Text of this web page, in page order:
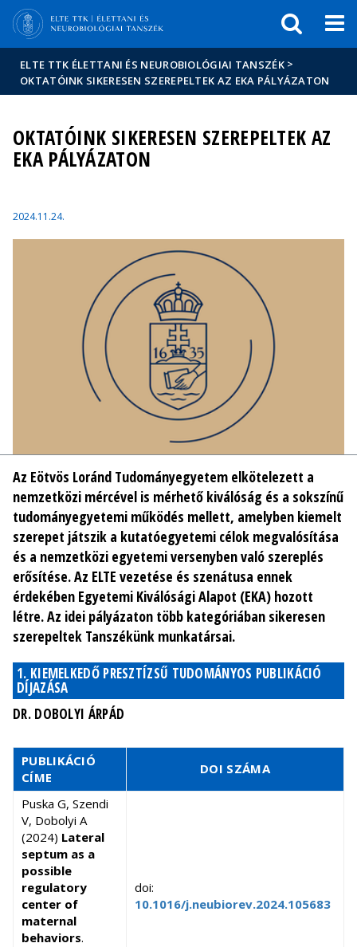
Események
ELTE a
sajtóban
ELTE TTK ÉLETTANI ÉS NEUROBIOLÓGIAI TANSZÉK >
OKTATÓINK SIKERESEN SZEREPELTEK AZ EKA PÁLYÁZATON
OKTATÓINK SIKERESEN SZEREPELTEK AZ
EKA PÁLYÁZATON
2024.11.24.
Az Eötvös Loránd Tudományegyetem elkötelezett a
nemzetközi mércével is mérhető kiválóság és a sokszínű
tudományegyetemi működés mellett, amelyben kiemelt
szerepet játszik a kutatóegyetemi célok megvalósítása
és a nemzetközi egyetemi versenyben való szereplés
erősítése. Az ELTE vezetése és szenátusa ennek
érdekében Egyetemi Kiválósági Alapot (EKA) hozott
létre. Az idei pályázaton több kategóriában sikeresen
szerepeltek Tanszékünk munkatársai.
1. KIEMELKEDŐ PRESZTÍZSŰ TUDOMÁNYOS PUBLIKÁCIÓ
DÍJAZÁSA
DR. DOBOLYI ÁRPÁD
PUBLIKÁCIÓ
CÍME
DOI SZÁMA
Puska G, Szendi
V, Dobolyi A
(2024) Lateral
septum as a
possible
regulatory
center of
maternal
behaviors.
doi:
10.1016/j.neubiorev.2024.105683